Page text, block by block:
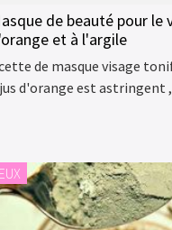
de beauté pour le
et à l'argile
de masque visage
d'orange est astringent